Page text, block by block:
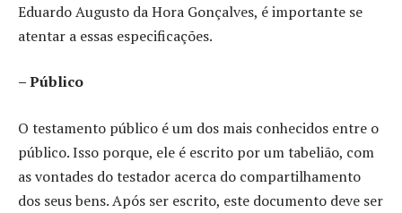
Eduardo Augusto da Hora Gonçalves, é importante se
atentar a essas especificações.
– Público
O testamento público é um dos mais conhecidos entre o
público. Isso porque, ele é escrito por um tabelião, com
as vontades do testador acerca do compartilhamento
dos seus bens. Após ser escrito, este documento deve ser